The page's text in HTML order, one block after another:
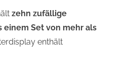
zehn zufällige
einem Set von mehr als
enthält